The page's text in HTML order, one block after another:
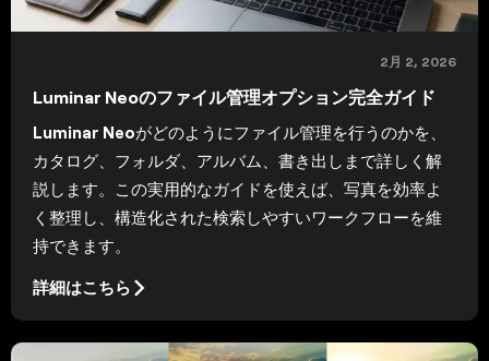
2月 2, 2026
Luminar Neoのファイル管理オプション完全ガイド
Luminar Neoがどのようにファイル管理を行うのかを、
カタログ、フォルダ、アルバム、書き出しまで詳しく解
説します。この実用的なガイドを使えば、写真を効率よ
く整理し、構造化された検索しやすいワークフローを維
持できます。
詳細はこちら